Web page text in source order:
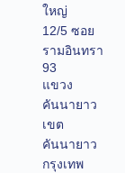
ใหญ่
12/5 ซอย
รามอินทรา
93
แขวง
คันนายาว
เขต
คันนายาว
กรุงเทพ